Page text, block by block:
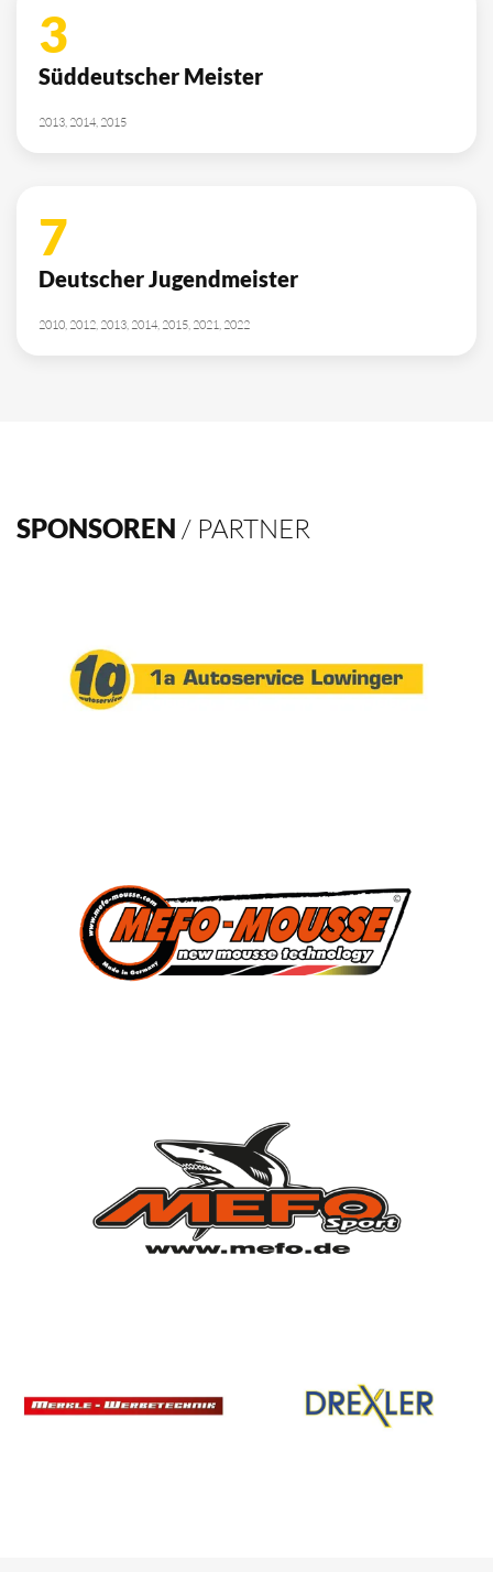
3
Süddeutscher Meister
2013, 2014, 2015
7
Deutscher Jugendmeister
2010, 2012, 2013, 2014, 2015, 2021, 2022
SPONSOREN / PARTNER